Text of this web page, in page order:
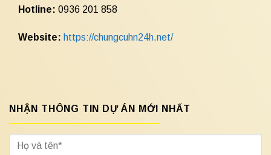
Hotline: 0936 201 858
Website: https://chungcuhn24h.net/
NHẬN THÔNG TIN DỰ ÁN MỚI NHẤT